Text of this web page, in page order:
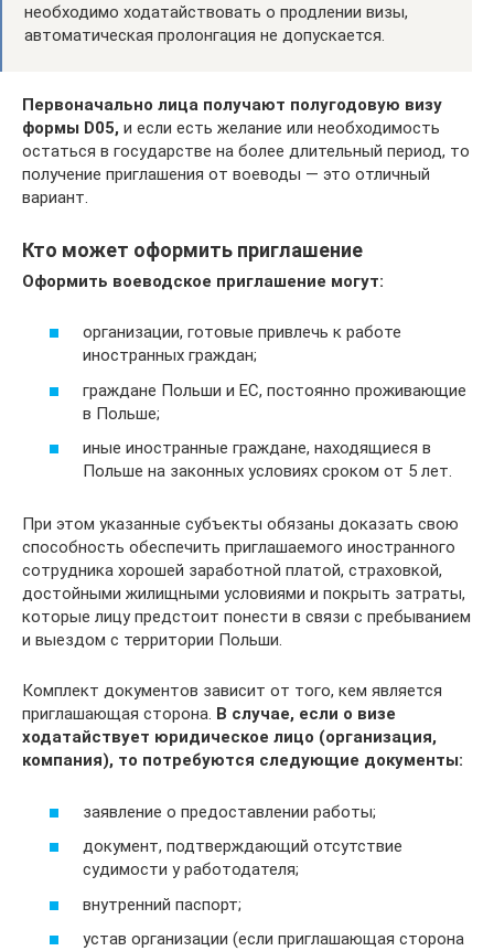
необходимо ходатайствовать о продлении визы,
автоматическая пролонгация не допускается.
Первоначально лица получают полугодовую визу
формы D05, и если есть желание или необходимость
остаться в государстве на более длительный период, то
получение приглашения от воеводы — это отличный
вариант.
Кто может оформить приглашение
Оформить воеводское приглашение могут:
организации, готовые привлечь к работе
иностранных граждан;
граждане Польши и ЕС, постоянно проживающие
в Польше;
иные иностранные граждане, находящиеся в
Польше на законных условиях сроком от 5 лет.
При этом указанные субъекты обязаны доказать свою
способность обеспечить приглашаемого иностранного
сотрудника хорошей заработной платой, страховкой,
достойными жилищными условиями и покрыть затраты,
которые лицу предстоит понести в связи с пребыванием
и выездом с территории Польши.
Комплект документов зависит от того, кем является
приглашающая сторона. В случае, если о визе
ходатайствует юридическое лицо (организация,
компания), то потребуются следующие документы:
заявление о предоставлении работы;
документ, подтверждающий отсутствие
судимости у работодателя;
внутренний паспорт;
устав организации (если приглашающая сторона